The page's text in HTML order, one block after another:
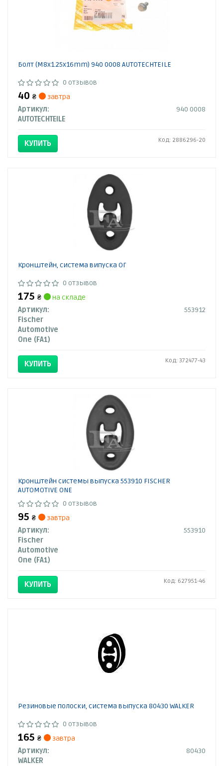
Болт (M8x1.25x16mm) 940 0008 AUTOTECHTEILE
0 отзывов
40 ₴
завтра
Артикул:
940 0008
AUTOTECHTEILE
КУПИТЬ Код: 2886296-20
Кронштейн, система випуска ОГ
0 отзывов
175 ₴
на складе
Артикул:
553912
Fischer
Automotive
One (FA1)
КУПИТЬ Код: 372477-43
Кронштейн системы выпуска 553910 FISCHER
AUTOMOTIVE ONE
0 отзывов
95 ₴
завтра
Артикул:
553910
Fischer
Automotive
One (FA1)
КУПИТЬ Код: 627951-46
Резиновые полоски, система выпуска 80430 WALKER
0 отзывов
165 ₴
завтра
Артикул:
80430
WALKER